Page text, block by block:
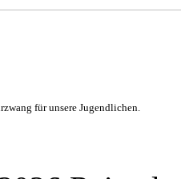
für unsere Jugendlichen.